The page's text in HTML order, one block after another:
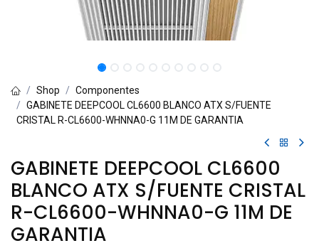
Shop
Componentes
GABINETE DEEPCOOL CL6600 BLANCO ATX S/FUENTE
CRISTAL R-CL6600-WHNNA0-G 11M DE GARANTIA
GABINETE DEEPCOOL CL6600
BLANCO ATX S/FUENTE CRISTAL
R-CL6600-WHNNA0-G 11M DE
GARANTIA